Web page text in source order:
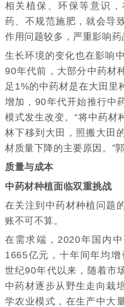
相关植保、环保等意识
药、不规范施肥，就会导
作用问题较多，严重影响药
生长环境的变化也在影响
90年代前，大部分中药材
足1%的中药材是在大田里
增加，90年代开始推行中
模式发生改变。“将中药材
林下移到大田，照搬大田
材质量下降的主要原因。”
质量与成本
中药材种植面临双重挑战
在关注到中药材种植问题
账不可不算。
在需求端，2020年国内
1665亿元，十年间年均增
世纪90年代以来，随着市
中药材逐步从野生走向栽
学农业模式，在生产中大